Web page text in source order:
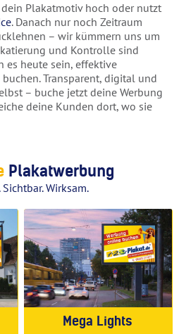
Plakatmotiv hoch oder nutzt
. Danach nur noch Zeitraum
– wir kümmern uns um
und Kontrolle sind
es heute sein, effektive
Transparent, digital und
– buche jetzt deine Werbung
deine Kunden dort, wo sie
Plakatwerbung
Wirksam.
Mega Lights